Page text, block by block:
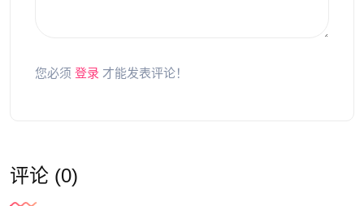
您必须 登录 才能发表评论！
评论 (0)